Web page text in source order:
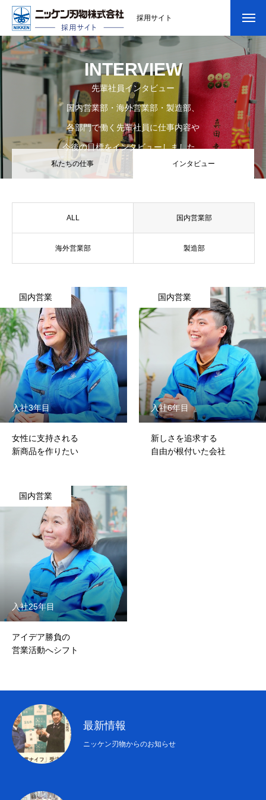
採用サイト
ニッケン刃物を知る
私たちの仕事
先輩社員紹介
よくあるQ&A
募集要項
お問い合わせ
ニッケン刃物を知る
INTERVIEW
先輩社員インタビュー
国内営業部・海外営業部・製造部、
各部門で働く先輩社員に仕事内容や
今後の目標をインタビューしました。
私たちの仕事 インタビュー
ALL 国内営業部
海外営業部 製造部
国内営業
入社3年目
女性に支持される
新商品を作りたい
国内営業
入社6年目
新しさを追求する
自由が根付いた会社
国内営業
入社25年目
アイデア勝負の
営業活動へシフト
最新情報
ニッケン刃物からのお知らせ